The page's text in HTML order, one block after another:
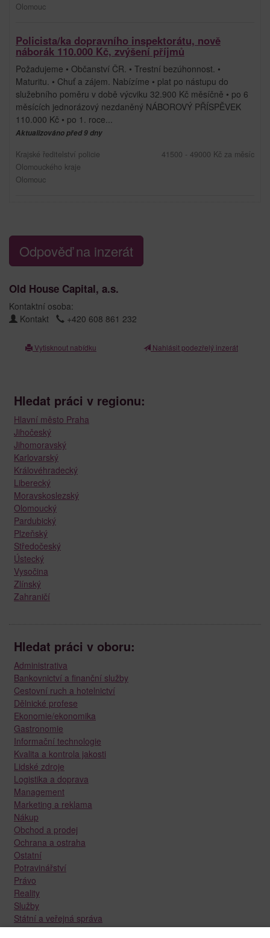
Olomouc
Policista/ka dopravního inspektorátu, nově
náborák 110.000 Kč, zvýšení příjmů
Požadujeme • Občanství ČR. • Trestní bezúhonnost. •
Maturitu. • Chuť a zájem. Nabízíme • plat po nástupu do
služebního poměru v době výcviku 32.900 Kč měsíčně • po 6
měsících jednorázový nezdaněný NÁBOROVÝ PŘÍSPĚVEK
110.000 Kč • po 1. roce...
Aktualizováno před 9 dny
Krajské ředitelství policie
Olomouckého kraje
Olomouc
41500 - 49000 Kč za měsíc
Odpověď na inzerát
Old House Capital, a.s.
Kontaktní osoba:
Kontakt
+420 608 861 232
Vytisknout nabídku Nahlásit podezřelý inzerát
Hledat práci v regionu:
Hlavní město Praha
Jihočeský
Jihomoravský
Karlovarský
Královéhradecký
Liberecký
Moravskoslezský
Olomoucký
Pardubický
Plzeňský
Středočeský
Ústecký
Vysočina
Zlínský
Zahraničí
Hledat práci v oboru:
Administrativa
Bankovnictví a finanční služby
Cestovní ruch a hotelnictví
Dělnické profese
Ekonomie/ekonomika
Gastronomie
Informační technologie
Kvalita a kontrola jakosti
Lidské zdroje
Logistika a doprava
Management
Marketing a reklama
Nákup
Obchod a prodej
Ochrana a ostraha
Ostatní
Potravinářství
Právo
Reality
Služby
Státní a veřejná správa
Stavebnictví